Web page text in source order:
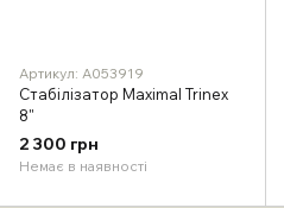
Артикул: A053919
Стабілізатор Maximal Trinex
8"
2 300 грн
Немає в наявності